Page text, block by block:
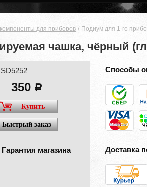
для приборов Подиум для 1-го
чашка, чёрный
350 a
Купить
Быстрый заказ
Гарантия магазина
Способы
Доставка